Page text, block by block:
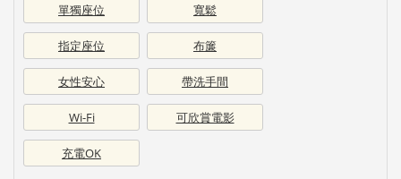
單獨座位 寬鬆
指定座位 布簾
女性安心 帶洗手間
Wi-Fi 可欣賞電影
充電OK